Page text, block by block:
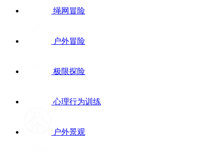
绳网冒险
户外冒险
极限探险
心理行为训练
户外景观